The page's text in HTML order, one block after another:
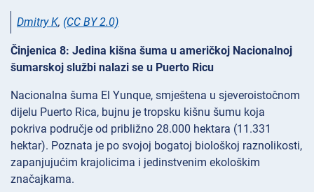
Dmitry K, (CC BY 2.0)
Činjenica 8: Jedina kišna šuma u američkoj Nacionalnoj
šumarskoj službi nalazi se u Puerto Ricu
Nacionalna šuma El Yunque, smještena u sjeveroistočnom
dijelu Puerto Rica, bujnu je tropsku kišnu šumu koja
pokriva područje od približno 28.000 hektara (11.331
hektar). Poznata je po svojoj bogatoj biološkoj raznolikosti,
zapanjujućim krajolicima i jedinstvenim ekološkim
značajkama.